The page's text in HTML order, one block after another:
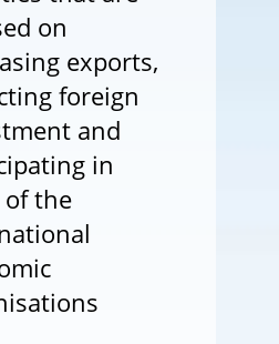
on
exports,
foreign
and
in
the